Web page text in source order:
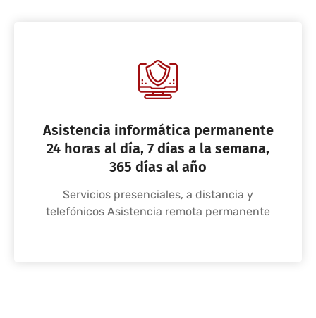
Asistencia informática permanente
24 horas al día, 7 días a la semana,
365 días al año
Servicios presenciales, a distancia y
telefónicos Asistencia remota permanente